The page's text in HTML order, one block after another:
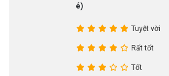
nhé)
Tuyệt vời
Rất tốt
Tốt